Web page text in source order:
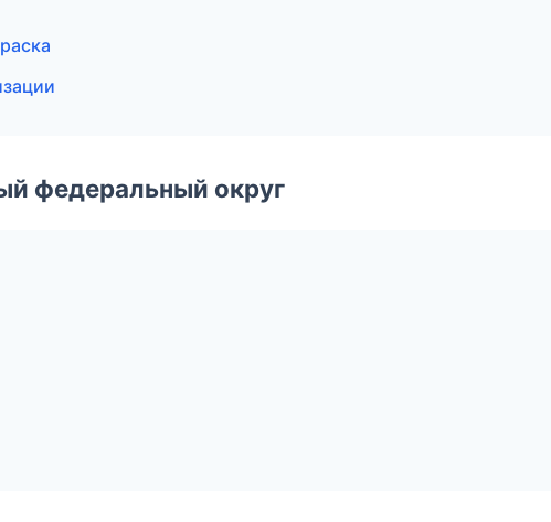
федеральный округ